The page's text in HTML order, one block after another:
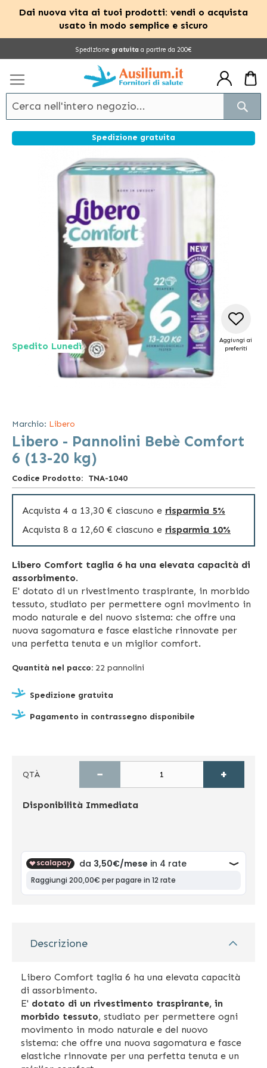
Dai nuova vita ai tuoi prodotti: vendi o acquista
usato in modo semplice e sicuro
Spedizione gratuita a partire da 200€
Spedito Lunedì
Spedizione gratuita
galleria
immagini
Aggiungi ai
preferiti
Marchio: Libero
Libero - Pannolini Bebè Comfort
6 (13-20 kg)
Codice Prodotto TNA-1040
Acquista 4 a 13,30 € ciascuno e risparmia 5%
Acquista 8 a 12,60 € ciascuno e risparmia 10%
Libero Comfort taglia 6 ha una elevata capacità di
assorbimento.
E' dotato di un rivestimento traspirante, in morbido
tessuto, studiato per permettere ogni movimento in
modo naturale e del nuovo sistema: che offre una
nuova sagomatura e fasce elastiche rinnovate per
una perfetta tenuta e un miglior comfort.
Quantità nel pacco: 22 pannolini
Spedizione gratuita
Pagamento in contrassegno disponibile
QTÀ − +
Disponibilità Immediata
Descrizione
Libero Comfort taglia 6 ha una elevata capacità
di assorbimento.
E' dotato di un rivestimento traspirante, in
morbido tessuto, studiato per permettere ogni
movimento in modo naturale e del nuovo
sistema: che offre una nuova sagomatura e fasce
elastiche rinnovate per una perfetta tenuta e un